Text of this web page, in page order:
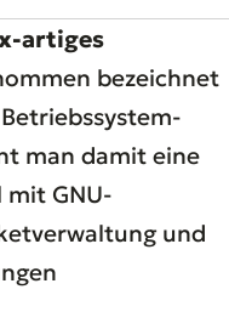
artiges
bezeichnet
man damit eine
mit GNU-
und